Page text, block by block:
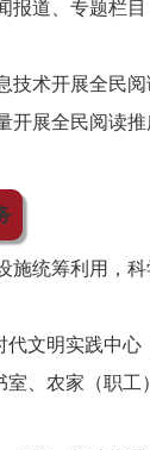
道、专题栏
术开展全民
展全民阅读推
统筹利用，
文明实践中
、农家（职